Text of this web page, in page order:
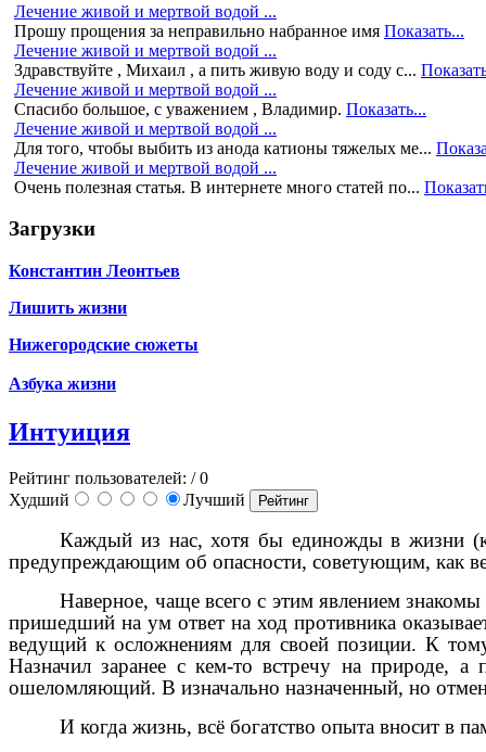
Лечение живой и мертвой водой ...
Прошу прощения за неправильно набранное имя Показать...
Лечение живой и мертвой водой ...
Здравствуйте , Михаил , а пить живую воду и соду с...
Лечение живой и мертвой водой ...
Спасибо большое, с уважением , Владимир. Показать...
Лечение живой и мертвой водой ...
Для того, чтобы выбить из анода катионы тяжелых ме...
Лечение живой и мертвой водой ...
Очень полезная статья. В интернете много статей по...
Загрузки
Константин Леонтьев
Лишить жизни
Нижегородские сюжеты
Азбука жизни
Интуиция
Рейтинг пользователей: / 0
Худший
Лучший
Каждый из нас, хотя бы единожды в жизни
предупреждающим об опасности, советующим, как
Наверное, чаще всего с этим явлением
пришедший на ум ответ на ход противника
ведущий к осложнениям для своей позиции. К
Назначил заранее с кем-то встречу на природе,
ошеломляющий. В изначально назначенный, но
И когда жизнь, всё богатство опыта вносит в